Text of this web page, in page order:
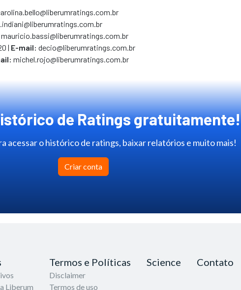
mauricio.bassi@liberumratings.com.br
| E-mail: decio@liberumratings.com.br
michel.rojo@liberumratings.com.br
de Ratings gratuitamente!
acessar o histórico de ratings, baixar relatórios e muito mais!
Criar conta
Liberum
Termos e Políticas
Disclaimer
Termos de uso
Science Contato